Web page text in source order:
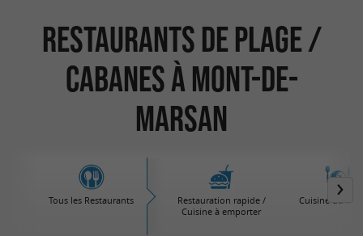
Restaurants de plage /
Cabanes à Mont-de-
Marsan
Tous les Restaurants
Restauration rapide /
Cuisine à emporter
Cuisine du